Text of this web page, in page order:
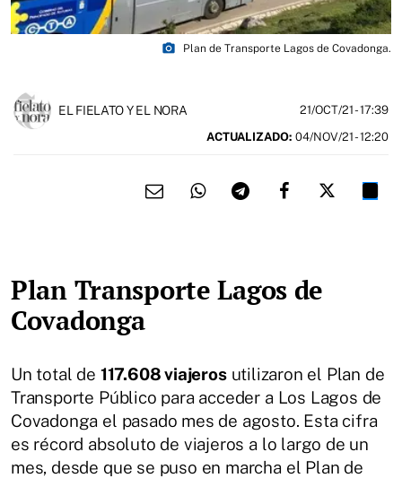
photo_camera Plan de Transporte Lagos de Covadonga.
EL FIELATO Y EL NORA 21/OCT/21- 17:39
ACTUALIZADO: 04/NOV/21 - 12:20
Plan Transporte Lagos de
Covadonga
Un total de 117.608 viajerosutilizaron el Plan de
Transporte Público para acceder a Los Lagos de
Covadonga el pasado mes de agosto. Esta cifra
es récord absoluto de viajeros a lo largo de un
mes, desde que se puso en marcha el Plan de